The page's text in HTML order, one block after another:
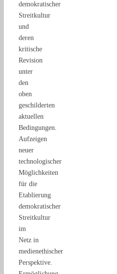
demokratischer
Streitkultur
und
deren
kritische
Revision
unter
den
oben
geschilderten
aktuellen
Bedingungen.
Aufzeigen
neuer
technologischer
Möglichkeiten
für die
Etablierung
demokratischer
Streitkultur
im
Netz in
medienethischer
Perspektive.